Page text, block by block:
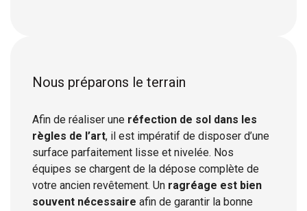
Nous préparons le terrain
Afin de réaliser une réfection de sol dans les
règles de l’art, il est impératif de disposer d’une
surface parfaitement lisse et nivelée. Nos
équipes se chargent de la dépose complète de
votre ancien revêtement. Un ragréage est bien
souvent nécessaire afin de garantir la bonne